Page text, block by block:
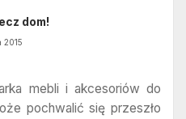
dom!
2015
mebli i akcesoriów do
pochwalić się przeszło